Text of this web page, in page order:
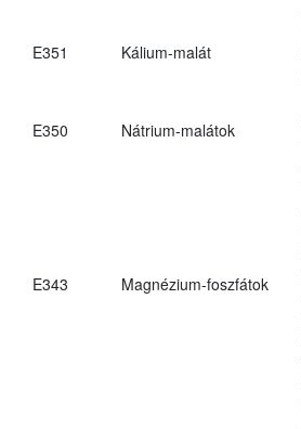
E351 Kálium-malát
E350 Nátrium-malátok
E343 Magnézium-foszfátok